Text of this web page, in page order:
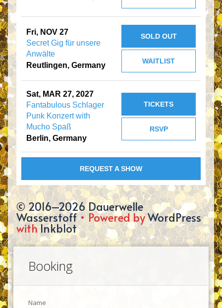
Fri, NOV 27
Secret Gig für unsere
Anwälte
Reutlingen, Germany
WAITLIST
SOLD OUT
Sat, MAR 27, 2027
Fantabulous Schlager
Punk Konzert with
Mucho Spaß
Berlin, Germany
RSVP
TICKETS
REQUEST A SHOW
© 2016–2026 Dauerwelle
Wasserstoff• Powered byWordPress
withInkblot
Page
Footer
Booking
Name